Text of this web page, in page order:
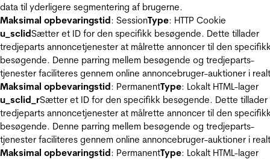
data til yderligere segmentering af brugerne.
Maksimal opbevaringstid: SessionType: HTTP Cookie
u_sclidSætter et ID for den specifikk besøgende. Dette tillader
tredjeparts annoncetjenester at målrette annoncer til den
besøgende. Denne parring mellem besøgende og tredjeparts-
tjenester faciliteres gennem online annoncebruger-auktioner i
Maksimal opbevaringstid: PermanentType: Lokalt HTML-lager
u_sclid_rSætter et ID for den specifikk besøgende. Dette tillader
tredjeparts annoncetjenester at målrette annoncer til den
besøgende. Denne parring mellem besøgende og tredjeparts-
tjenester faciliteres gennem online annoncebruger-auktioner i
Maksimal opbevaringstid: PermanentType: Lokalt HTML-lager